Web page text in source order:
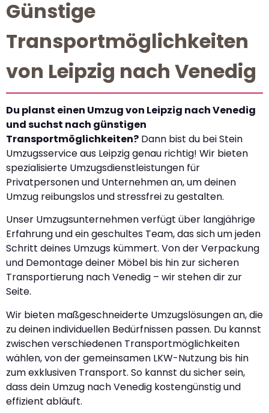
Günstige
Transportmöglichkeiten
von Leipzig nach Venedig
Du planst einen Umzug von Leipzig nach Venedig
und suchst nach günstigen
Transportmöglichkeiten? Dann bist du bei Stein
Umzugsservice aus Leipzig genau richtig! Wir bieten
spezialisierte Umzugsdienstleistungen für
Privatpersonen und Unternehmen an, um deinen
Umzug reibungslos und stressfrei zu gestalten.
Unser Umzugsunternehmen verfügt über langjährige
Erfahrung und ein geschultes Team, das sich um jeden
Schritt deines Umzugs kümmert. Von der Verpackung
und Demontage deiner Möbel bis hin zur sicheren
Transportierung nach Venedig – wir stehen dir zur
Seite.
Wir bieten maßgeschneiderte Umzugslösungen an, die
zu deinen individuellen Bedürfnissen passen. Du kannst
zwischen verschiedenen Transportmöglichkeiten
wählen, von der gemeinsamen LKW-Nutzung bis hin
zum exklusiven Transport. So kannst du sicher sein,
dass dein Umzug nach Venedig kostengünstig und
effizient abläuft.